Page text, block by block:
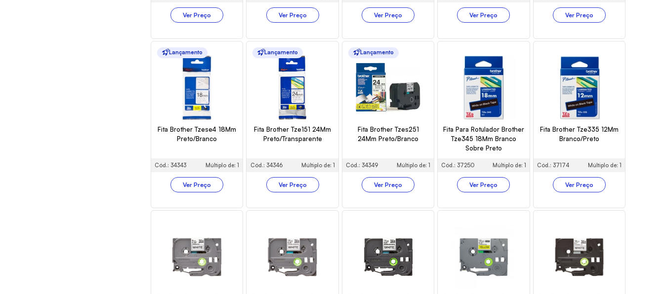
Ver Preço Ver Preço Ver Preço Ver Preço Ver Preço
Lançamento
Fita Brother Tzese4 18Mm
Preto/Branco
Cód.: 34343 Múltiplo de: 1
Ver Preço
Lançamento
Fita Brother Tze151 24Mm
Preto/Transparente
Cód.: 34346 Múltiplo de: 1
Ver Preço
Lançamento
Fita Brother Tzes251
24Mm Preto/Branco
Cód.: 34349 Múltiplo de: 1
Ver Preço
Fita Para Rotulador Brother
Tze345 18Mm Branco
Sobre Preto
Cód.: 37250 Múltiplo de: 1
Ver Preço
Fita Brother Tze335 12Mm
Branco/Preto
Cód.: 37174 Múltiplo de: 1
Ver Preço